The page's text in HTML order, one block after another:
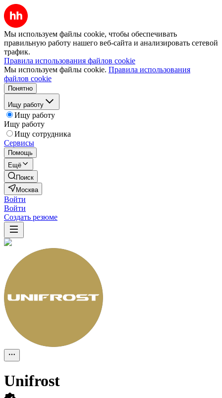
Мы используем файлы cookie, чтобы обеспечивать
правильную работу нашего веб-сайта и анализировать сетевой
трафик.
Правила использования файлов cookie
Мы используем файлы cookie. Правила использования
файлов cookie
Понятно
Ищу работу
Ищу работу
Ищу работу
Ищу сотрудника
Сервисы
Помощь
Ещё
Поиск
Москва
Войти
Войти
Создать резюме
Unifrost